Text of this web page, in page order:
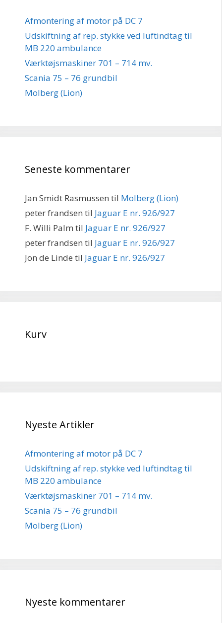
Afmontering af motor på DC 7
Udskiftning af rep. stykke ved luftindtag til
MB 220 ambulance
Værktøjsmaskiner 701 – 714 mv.
Scania 75 – 76 grundbil
Molberg (Lion)
Seneste kommentarer
Jan Smidt Rasmussen til Molberg (Lion)
peter frandsen til Jaguar E nr. 926/927
F. Willi Palm til Jaguar E nr. 926/927
peter frandsen til Jaguar E nr. 926/927
Jon de Linde til Jaguar E nr. 926/927
Kurv
Nyeste Artikler
Afmontering af motor på DC 7
Udskiftning af rep. stykke ved luftindtag til
MB 220 ambulance
Værktøjsmaskiner 701 – 714 mv.
Scania 75 – 76 grundbil
Molberg (Lion)
Nyeste kommentarer